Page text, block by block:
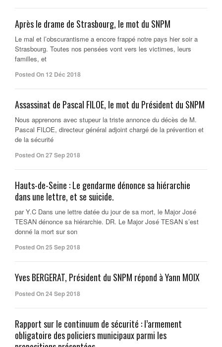
Après le drame de Strasbourg, le mot du SNPM
Le mal et l’obscurantisme a encore frappé notre pays hier soir a
Strasbourg. Toutes nos pensées vont vers les victimes, leurs
familles, et
Posted On 12 Déc 2018
Assassinat de Pascal FILOE, le mot du Président du SNPM
Nous apprenons avec stupeur la triste annonce du décès de M.
Pascal FILOE, directeur général adjoint chargé de la prévention et
de la sécurité
Posted On 27 Sep 2018
Hauts-de-Seine : Le gendarme dénonce sa hiérarchie
dans une lettre, et se suicide.
par Y.C Dans une lettre datée du jour de sa mort, le Major José
TESAN dénonce sa hiérarchie. DR. Le Major José TESAN s’est
donné la mort sur son
Posted On 25 Sep 2018
Yves BERGERAT, Président du SNPM répond à Yann MOIX
Posted On 24 Sep 2018
Rapport sur le continuum de sécurité : l’armement
obligatoire des policiers municipaux parmi les